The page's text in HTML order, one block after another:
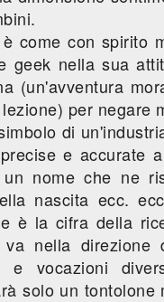
come con spirito
geek nella sua
(un'avventura
per negare
di
e accurate
nome che ne
nascita ecc.
è la cifra della
nella direzione
e vocazioni
solo un